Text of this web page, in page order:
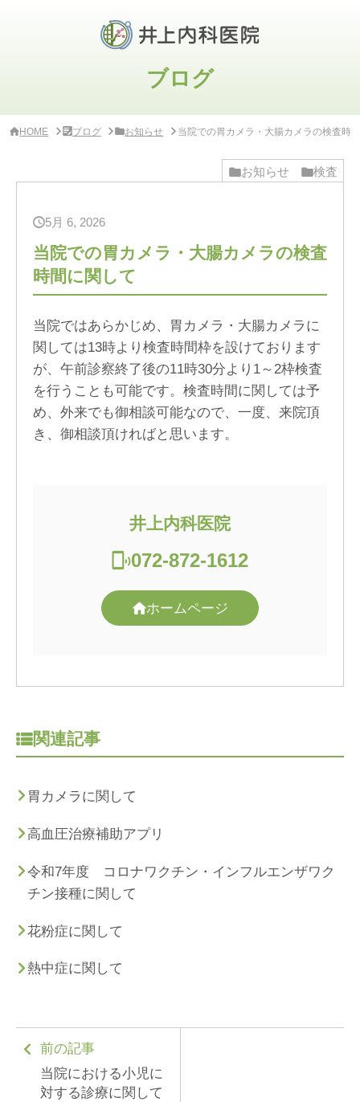
ブログ
HOME ブログ お知らせ 当院での胃カメラ・大腸カメラの検査時
お知らせ 検査
5月 6, 2026
当院での胃カメラ・大腸カメラの検査
時間に関して
当院ではあらかじめ、胃カメラ・大腸カメラに
関しては13時より検査時間枠を設けております
が、午前診察終了後の11時30分より1～2枠検査
を行うことも可能です。検査時間に関しては予
め、外来でも御相談可能なので、一度、来院頂
き、御相談頂ければと思います。
井上内科医院
072-872-1612
ホームページ
関連記事
胃カメラに関して
高血圧治療補助アプリ
令和7年度 コロナワクチン・インフルエンザワク
チン接種に関して
花粉症に関して
熱中症に関して
前の記事
当院における小児に
対する診療に関して